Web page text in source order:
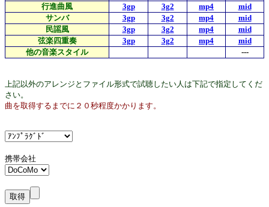
行進曲風
3gp 3g2 mp4
mid
サンバ
3gp 3g2 mp4
mid
民謡風
3gp 3g2 mp4
mid
弦楽四重奏
3gp 3g2 mp4
mid
他の音楽スタイル
---
上記以外のアレンジとファイル形式で試聴したい人は下記で指定してくだ
さい。
曲を取得するまでに２０秒程度かかります。
携帯会社